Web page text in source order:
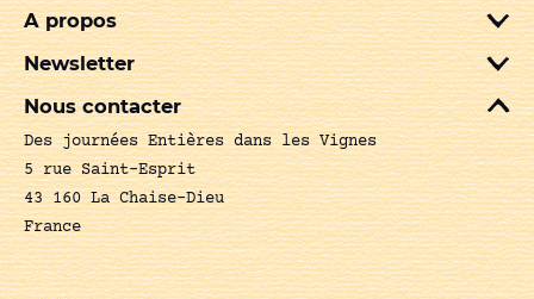
A propos
Newsletter
Nous contacter
Des journées Entières dans les Vignes
5 rue Saint-Esprit
43 160 La Chaise-Dieu
France